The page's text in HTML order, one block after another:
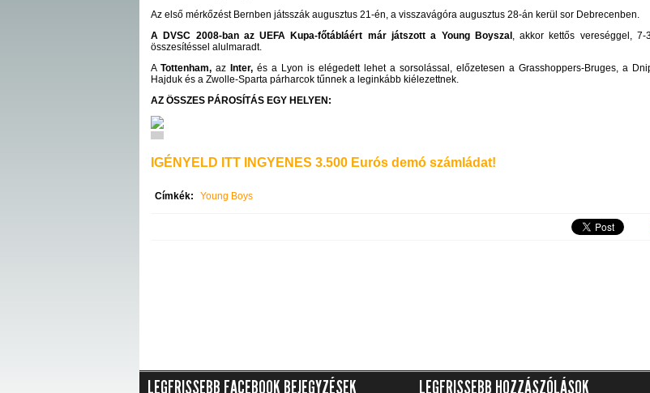
Az első mérkőzést Bernben játsszák augusztus 21-én, a visszavágóra augusztus 28-án kerül sor Debrecenben.
A DVSC 2008-ban az UEFA Kupa-főtábláért már játszott a Young Boyszal , akkor kettős vereséggel, 7-
összesítéssel alulmaradt.
A Tottenham, az Inter, és a Lyon is elégedett lehet a sorsolással, előzetesen a Grasshoppers-Bruges, a
Hajduk és a Zwolle-Sparta párharcok tűnnek a leginkább kiélezettnek.
AZ ÖSSZES PÁROSÍTÁS EGY HELYEN:
IGÉNYELD ITT INGYENES 3.500 Eurós demó számládat!
Címkék: Young Boys
LEGFRISSEBB FACEBOOK BEJEGYZÉSEK LEGFRISSEBB HOZZÁSZÓLÁSOK